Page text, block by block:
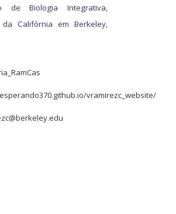
de Biologia Integrativa,
da Califórnia em Berkeley,
vramirezc_website/